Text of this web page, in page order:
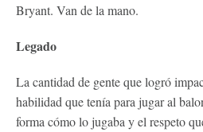
Bryant. Van de la mano.
Legado
La cantidad de gente que logró
habilidad que tenía para jugar al
forma cómo lo jugaba y el respeto